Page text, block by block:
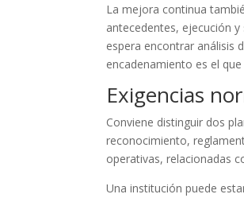
La mejora continua
antecedentes, ejecución
espera encontrar análisis
encadenamiento es el
Exigencias
Conviene distinguir dos
reconocimiento,
operativas, relacionadas
Una institución puede